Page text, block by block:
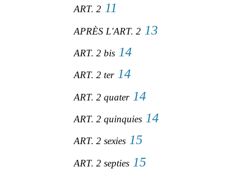
ART. 2 11
APRÈS L'ART. 2 13
ART. 2 bis 14
ART. 2 ter14
ART. 2 quater14
ART. 2 quinquies 14
ART. 2 sexies 15
ART. 2 septies 15